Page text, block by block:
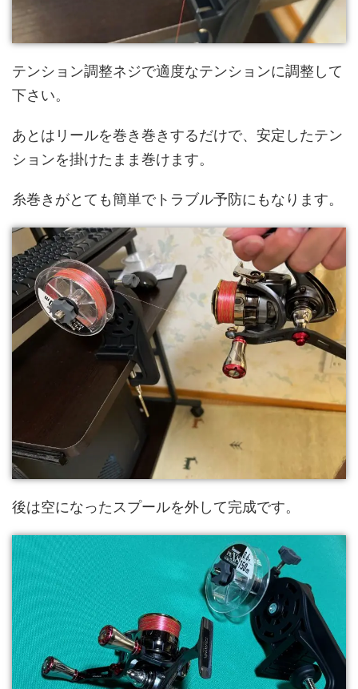
テンション調整ネジで適度なテンションに調整して
下さい。
あとはリールを巻き巻きするだけで、安定したテン
ションを掛けたまま巻けます。
糸巻きがとても簡単でトラブル予防にもなります。
後は空になったスプールを外して完成です。